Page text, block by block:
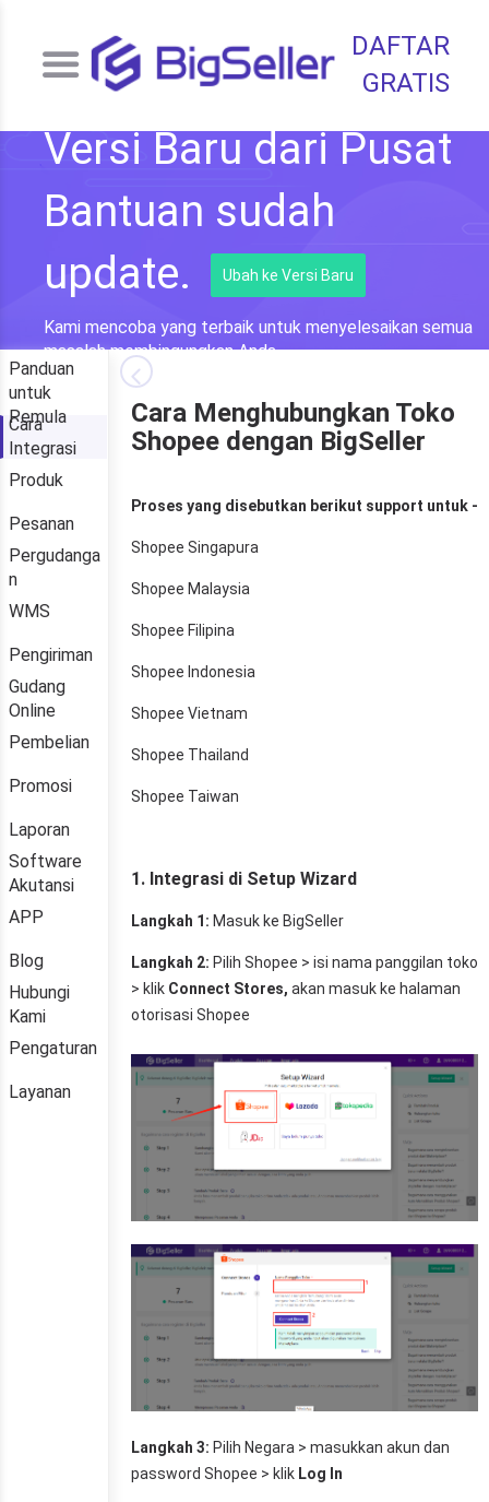
DAFTAR
GRATIS
Versi Baru dari Pusat
Bantuan sudah
update.
Ubah ke Versi Baru
Kami mencoba yang terbaik untuk menyelesaikan semua
masalah membingungkan Anda.
Panduan
untuk
Pemula
Cara
Integrasi
Produk
Pesanan
Pergudanga
n
WMS
Pengiriman
Gudang
Online
Pembelian
Promosi
Laporan
Software
Akutansi
APP
Blog
Hubungi
Kami
Pengaturan
Layanan
Cara Menghubungkan Toko
Shopee dengan BigSeller